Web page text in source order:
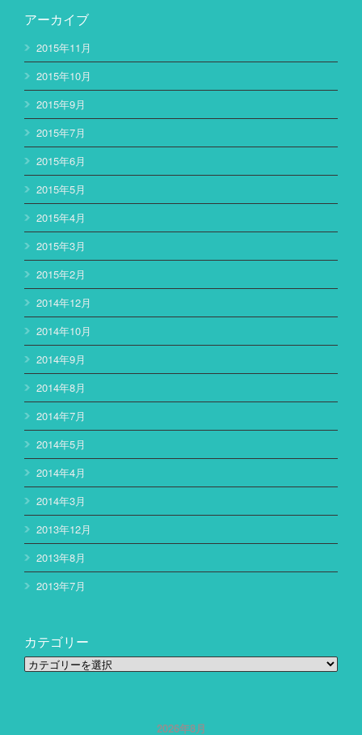
アーカイブ
2015年11月
2015年10月
2015年9月
2015年7月
2015年6月
2015年5月
2015年4月
2015年3月
2015年2月
2014年12月
2014年10月
2014年9月
2014年8月
2014年7月
2014年5月
2014年4月
2014年3月
2013年12月
2013年8月
2013年7月
カテゴリー
カ
2026年8月